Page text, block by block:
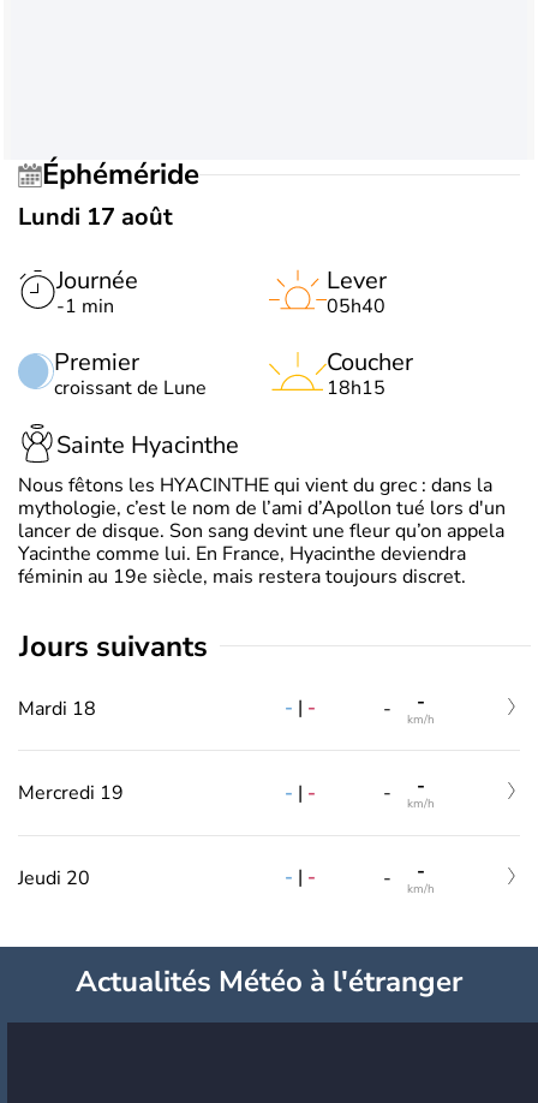
Éphéméride
Lundi 17 août
Journée
-1 min
Premier
croissant de Lune
Lever
05h40
Coucher
18h15
Sainte Hyacinthe
Nous fêtons les HYACINTHE qui vient du grec : dans la
mythologie, c’est le nom de l’ami d’Apollon tué lors d'un
lancer de disque. Son sang devint une fleur qu’on appela
Yacinthe comme lui. En France, Hyacinthe deviendra
féminin au 19e siècle, mais restera toujours discret.
jours suivants
Mardi 18 - | - - -
km/h
Mercredi 19 - | - - -
km/h
Jeudi 20 - | - - -
km/h
Actualités Météo à l'étranger